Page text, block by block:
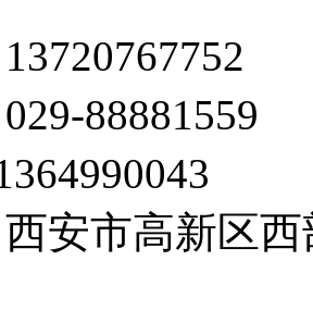
88881559
安市高新区西